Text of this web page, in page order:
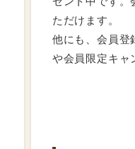
ただけます。
他にも、会員登
や会員限定キャ